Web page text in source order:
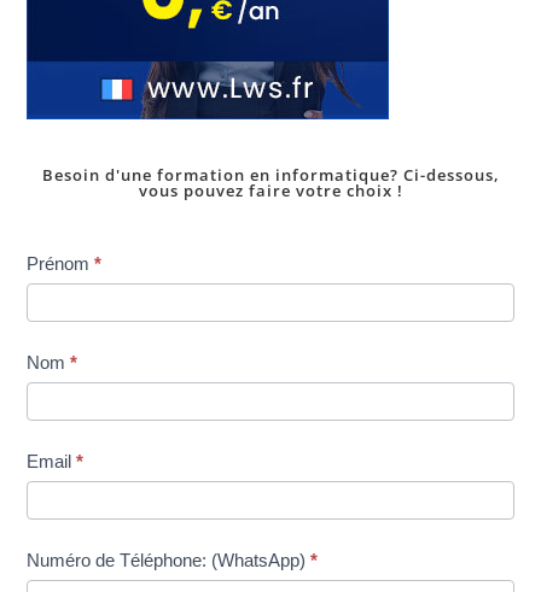
Besoin d'une formation en informatique? Ci-dessous,
vous pouvez faire votre choix !
Inscription
dans
une
Prénom*
Nom*
Email*
Numéro de Téléphone: (WhatsApp)*